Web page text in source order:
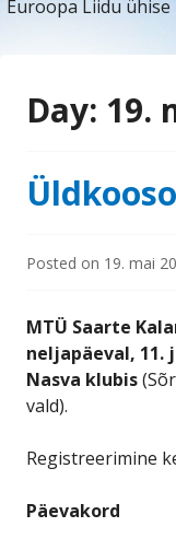
Euroopa Liidu
Day: 19.
Posted on 19. mai
MTÜ Saarte
neljapäeval, 11.
Nasva klubis
vald).
Registreerimine
Päevakord